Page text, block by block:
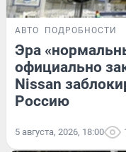
АВТО ПОДРОБНОСТИ
Эра
официально
Nissan
Россию
5 августа, 2026, 18:00